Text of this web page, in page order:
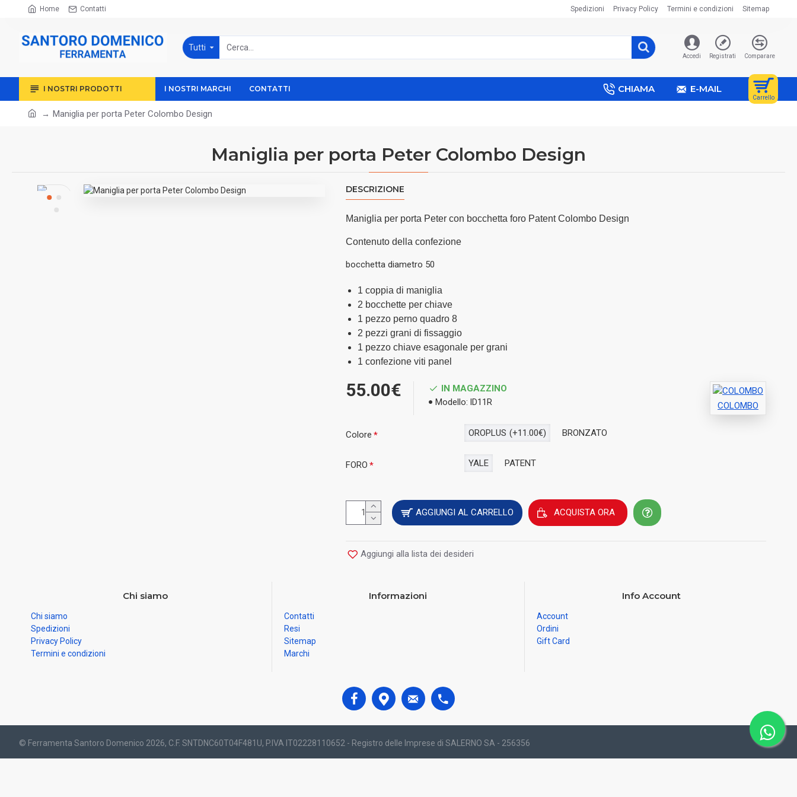
Home Contatti Spedizioni Privacy Policy Termini e condizioni Sitemap
Tutti
Accedi Registrati Comparare
I NOSTRI PRODOTTI I NOSTRI MARCHI CONTATTI CHIAMA E-MAIL
Carrello
Maniglia per porta Peter Colombo Design
Maniglia per porta Peter Colombo Design
DESCRIZIONE
Maniglia per porta Peter con bocchetta foro Patent Colombo Design
Contenuto della confezione
bocchetta diametro 50
1 coppia di maniglia
2 bocchette per chiave
1 pezzo perno quadro 8
2 pezzi grani di fissaggio
1 pezzo chiave esagonale per grani
1 confezione viti panel
55.00€
IN MAGAZZINO
Modello: ID11R COLOMBO
Colore OROPLUS (+11.00€) BRONZATO
FORO YALE PATENT
AGGIUNGI AL CARRELLO ACQUISTA ORA
Aggiungi alla lista dei desideri
Chi siamo
Chi siamo
Spedizioni
Privacy Policy
Termini e condizioni
Informazioni
Contatti
Resi
Sitemap
Marchi
Info Account
Account
Ordini
Gift Card
© Ferramenta Santoro Domenico 2026, C.F. SNTDNC60T04F481U, P.IVA IT02228110652 - Registro delle Imprese di SALERNO SA - 256356